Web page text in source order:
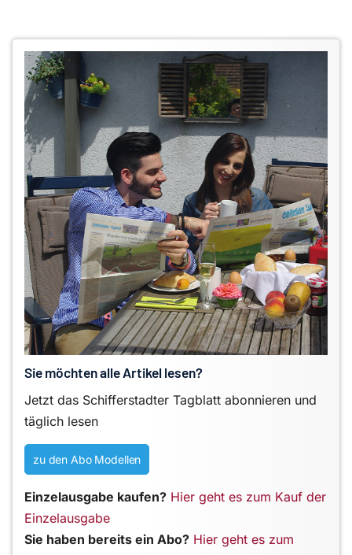
Sie möchten alle Artikel lesen?
Jetzt das Schifferstadter Tagblatt abonnieren und
täglich lesen
zu den Abo Modellen
Einzelausgabe kaufen? Hier geht es zum Kauf der
Einzelausgabe
Sie haben bereits ein Abo? Hier geht es zum